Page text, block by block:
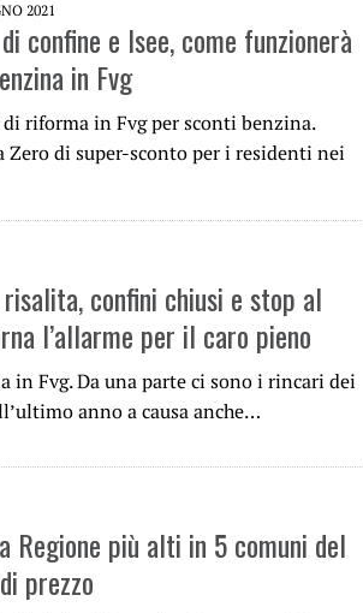
2021
confine e Isee, come funzionerà
in Fvg
riforma in Fvg per sconti benzina.
Zero di super-sconto per i residenti nei
confini chiusi e stop al
l’allarme per il caro pieno
in Fvg. Da una parte ci sono i rincari dei
anno a causa anche…
Regione più alti in 5 comuni del
prezzo